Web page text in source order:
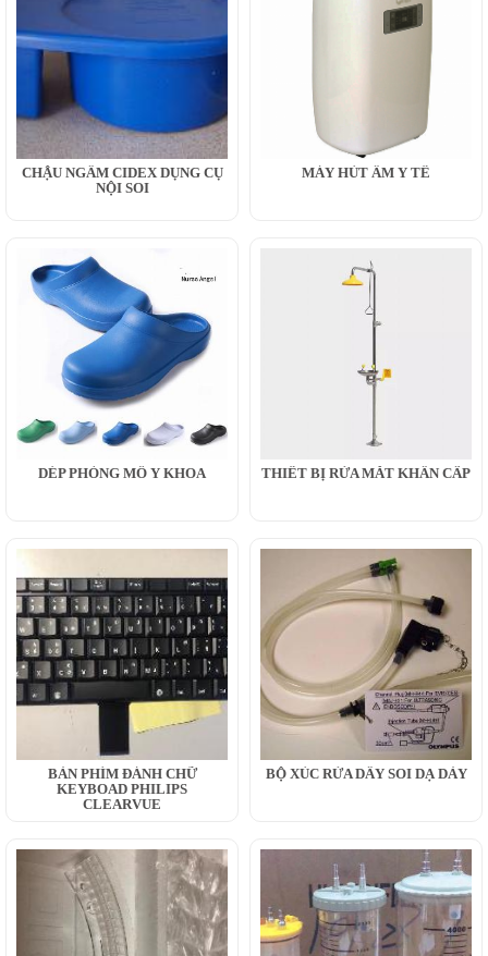
CHẬU NGÂM CIDEX DỤNG CỤ
NỘI SOI
MÁY HÚT ẨM Y TẾ
DÉP PHÒNG MỔ Y KHOA THIẾT BỊ RỬA MẮT KHẨN CẤP
BÀN PHÍM ĐÁNH CHỮ
KEYBOAD PHILIPS
CLEARVUE
BỘ XÚC RỬA DÂY SOI DẠ DÀY